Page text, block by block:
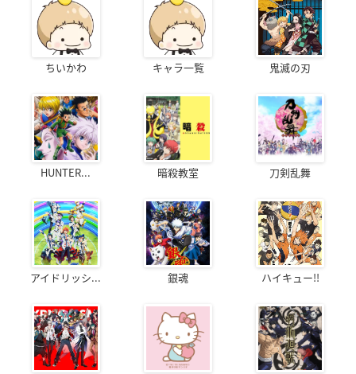
ちいかわ キャラ一覧 鬼滅の刃
HUNTER... 暗殺教室 刀剣乱舞
アイドリッシ... 銀魂 ハイキュー!!